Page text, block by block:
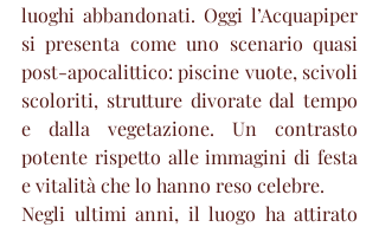
luoghi abbandonati. Oggi l’Acquapiper
si presenta come uno scenario quasi
post-apocalittico: piscine vuote, scivoli
scoloriti, strutture divorate dal tempo
e dalla vegetazione. Un contrasto
potente rispetto alle immagini di festa
e vitalità che lo hanno reso celebre.
Negli ultimi anni, il luogo ha attirato